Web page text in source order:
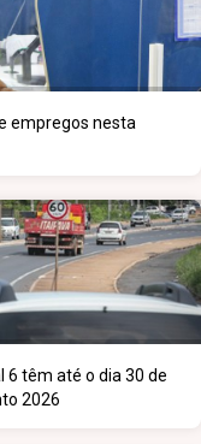
empregos nesta
6 têm até o dia 30 de
2026